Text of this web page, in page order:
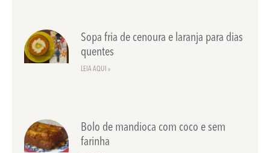
Sopa fria de cenoura e laranja para dias
quentes
LEIA AQUI »
Bolo de mandioca com coco e sem
farinha